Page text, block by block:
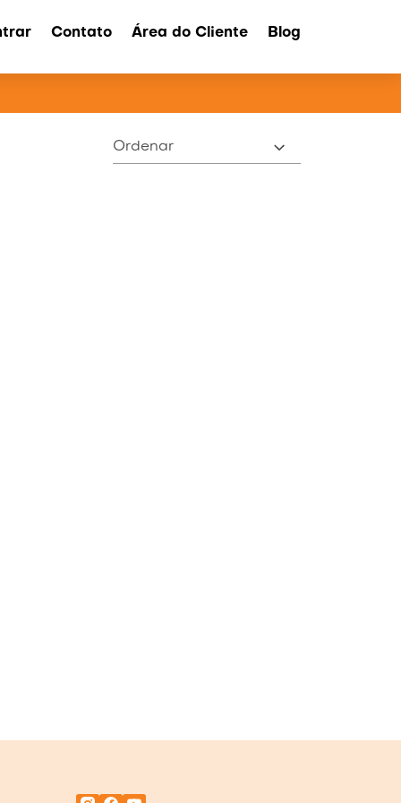
Contato Área do Cliente Blog
Ordenar